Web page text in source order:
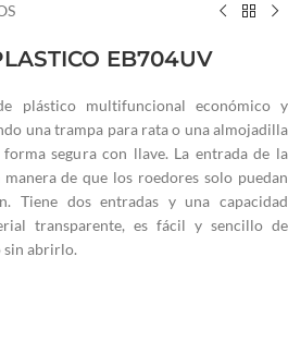
EB704UV
plástico multifuncional económico y
una trampa para rata o una almojadilla
segura con llave. La entrada de la
de que los roedores solo puedan
Tiene dos entradas y una capacidad
transparente, es fácil y sencillo de
sin abrirlo.